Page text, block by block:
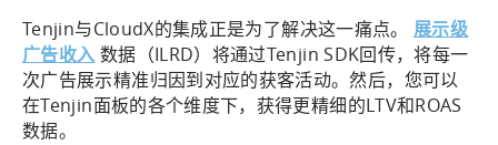
Tenjin与CloudX的集成正是为了解决这一痛点。 展示级
广告收入 数据（ILRD）将通过Tenjin SDK回传，将每一
次广告展示精准归因到对应的获客活动。然后，您可以
在Tenjin面板的各个维度下，获得更精细的LTV和ROAS
数据。